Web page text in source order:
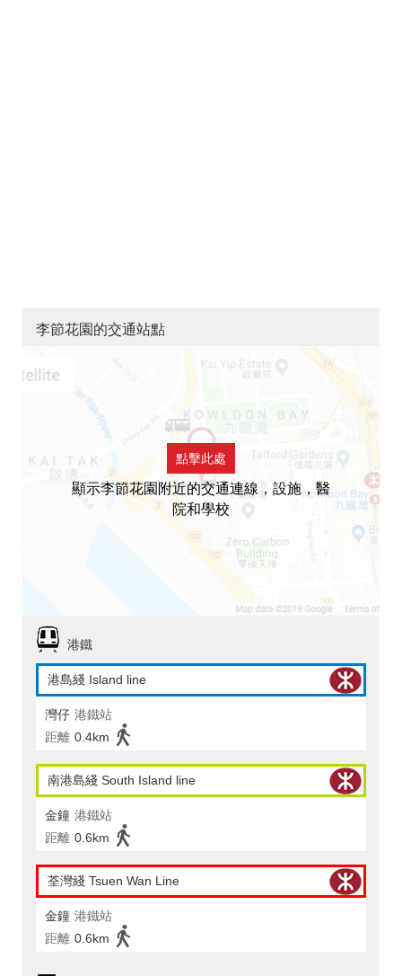
李節花園的交通站點
點擊此處
顯示李節花園附近的交通連線，設施，醫
院和學校
港鐵
港島綫 Island line
灣仔 港鐵站
距離 0.4km
南港島綫 South Island line
金鐘 港鐵站
距離 0.6km
荃灣綫 Tsuen Wan Line
金鐘 港鐵站
距離 0.6km